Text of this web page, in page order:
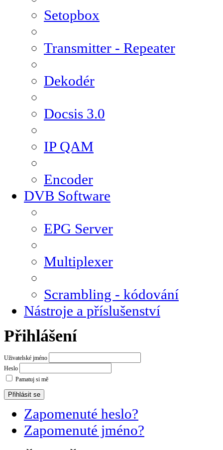
Setopbox
Transmitter - Repeater
Dekodér
Docsis 3.0
IP QAM
Encoder
DVB Software
EPG Server
Multiplexer
Scrambling - kódování
Nástroje a příslušenství
Přihlášení
Uživatelské jméno
Heslo
Pamatuj si mě
Zapomenuté heslo?
Zapomenuté jméno?